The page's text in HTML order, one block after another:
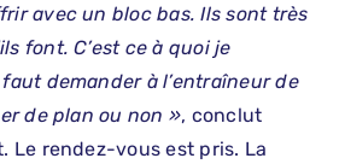
avec un bloc bas. Ils sont très
font. C’est ce à quoi je
demander à l’entraîneur de
de plan ou non », conclut
Le rendez-vous est pris. La